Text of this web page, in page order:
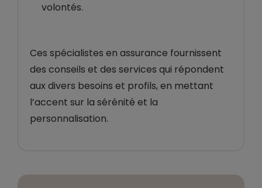
volontés.
Ces spécialistes en assurance fournissent
des conseils et des services qui répondent
aux divers besoins et profils, en mettant
l’accent sur la sérénité et la
personnalisation.